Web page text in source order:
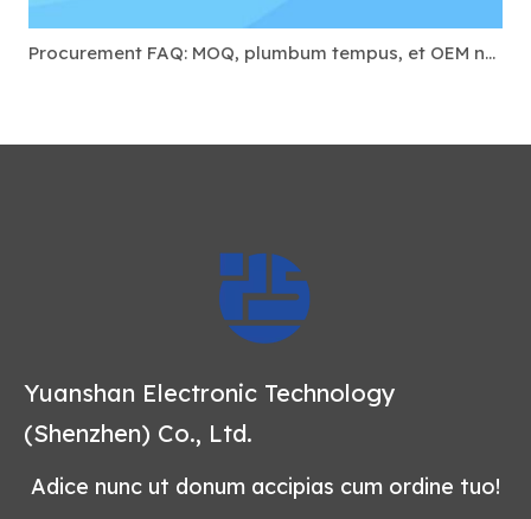
Procurement FAQ: MOQ, plumbum tempus, et OEM notans pro USB-C Docks
Yuanshan Electronic Technology
(Shenzhen) Co., Ltd.
Adice nunc ut donum accipias cum ordine tuo!